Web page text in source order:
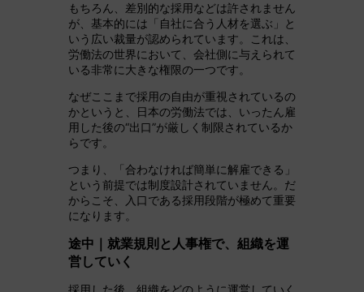
もちろん、差別的な採用などは許されません
が、基本的には「自社に合う人材を選ぶ」と
いう広い裁量が認められています。これは、
労働法の世界において、会社側に与えられて
いる非常に大きな権限の一つです。
なぜここまで採用の自由が重視されているの
かというと、日本の労働法では、いったん雇
用した後の“出口”が厳しく制限されているか
らです。
つまり、「合わなければ簡単に解雇できる」
という前提では制度設計されていません。だ
からこそ、入口である採用段階が極めて重要
になります。
途中｜就業規則と人事権で、組織を運
営していく